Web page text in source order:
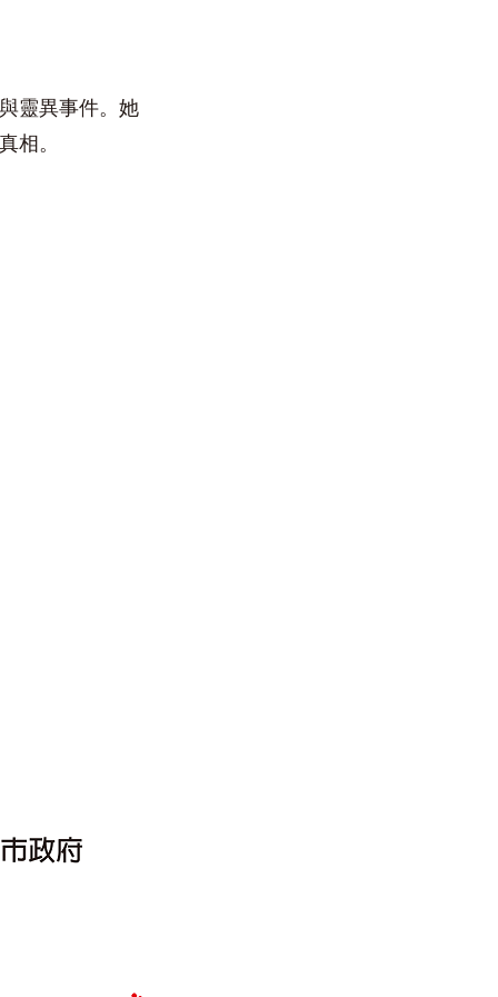
靈異事件。她
相。